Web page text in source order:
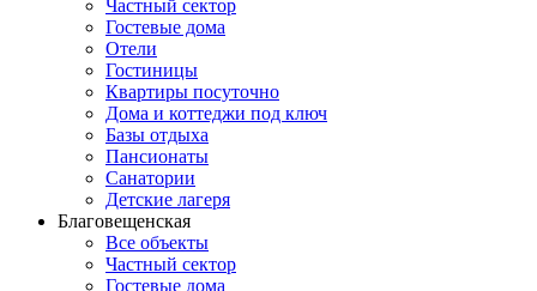
Частный сектор
Гостевые дома
Отели
Гостиницы
Квартиры посуточно
Дома и коттеджи под ключ
Базы отдыха
Пансионаты
Санатории
Детские лагеря
Благовещенская
Все объекты
Частный сектор
Гостевые дома